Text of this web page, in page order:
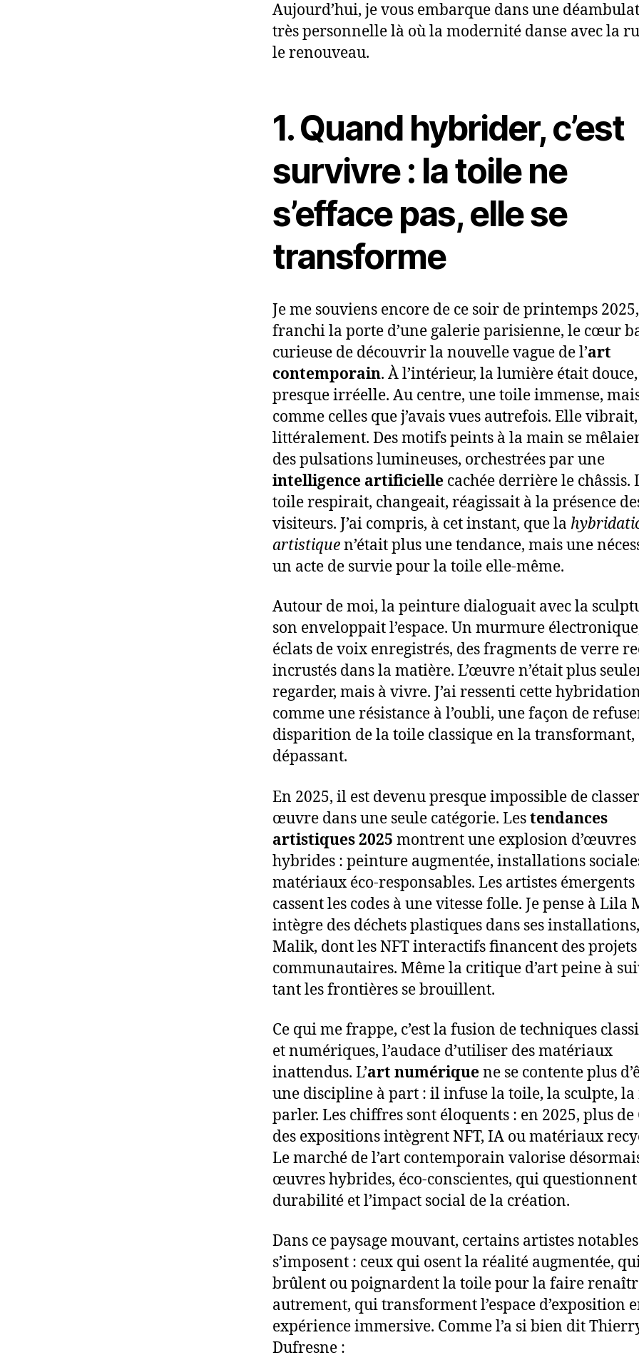
Aujourd’hui, je vous embarque dans une
très personnelle là où la modernité danse avec la
le renouveau.
1. Quand hybrider, c’est
survivre : la toile ne
s’efface pas, elle se
transforme
Je me souviens encore de ce soir de printemps
franchi la porte d’une galerie parisienne, le cœur
curieuse de découvrir la nouvelle vague de l’art
contemporain. À l’intérieur, la lumière était douce,
presque irréelle. Au centre, une toile immense,
comme celles que j’avais vues autrefois. Elle vibrait,
littéralement. Des motifs peints à la main se
des pulsations lumineuses, orchestrées par une
intelligence artificielle cachée derrière le châssis.
toile respirait, changeait, réagissait à la présence
visiteurs. J’ai compris, à cet instant, que la
artistiquen’était plus une tendance, mais une
un acte de survie pour la toile elle-même.
Autour de moi, la peinture dialoguait avec la
son enveloppait l’espace. Un murmure
éclats de voix enregistrés, des fragments de verre
incrustés dans la matière. L’œuvre n’était plus
regarder, mais à vivre. J’ai ressenti cette
comme une résistance à l’oubli, une façon de
disparition de la toile classique en la transformant,
dépassant.
En 2025, il est devenu presque impossible de
œuvre dans une seule catégorie. Lestendances
artistiques 2025 montrent une explosion d’œuvres
hybrides : peinture augmentée, installations
matériaux éco-responsables. Les artistes émergents
cassent les codes à une vitesse folle. Je pense à Lila
intègre des déchets plastiques dans ses
Malik, dont les NFT interactifs financent des projets
communautaires. Même la critique d’art peine à
tant les frontières se brouillent.
Ce qui me frappe, c’est la fusion de techniques
et numériques, l’audace d’utiliser des matériaux
inattendus. L’art numériquene se contente plus
une discipline à part : il infuse la toile, la sculpte,
parler. Les chiffres sont éloquents : en 2025, plus de
des expositions intègrent NFT, IA ou matériaux
Le marché de l’art contemporain valorise
œuvres hybrides, éco-conscientes, qui
durabilité et l’impact social de la création.
Dans ce paysage mouvant, certains artistes notables
s’imposent : ceux qui osent la réalité augmentée,
brûlent ou poignardent la toile pour la faire
autrement, qui transforment l’espace d’exposition
expérience immersive. Comme l’a si bien dit
Dufresne :